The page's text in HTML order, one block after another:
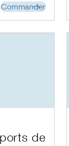
Commander
de